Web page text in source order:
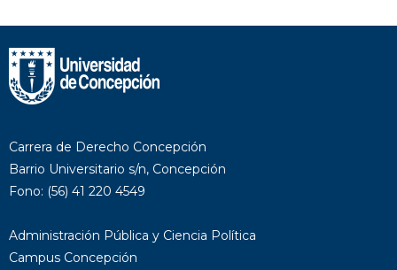
Carrera de Derecho Concepción
Barrio Universitario s/n, Concepción
Fono: (56) 41 220 4549
Administración Pública y Ciencia Política
Campus Concepción